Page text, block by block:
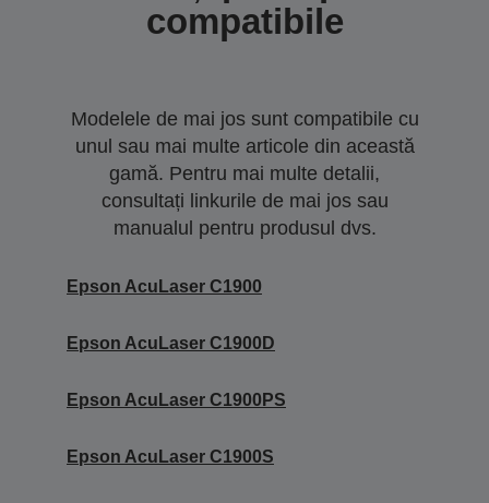
compatibile
Modelele de mai jos sunt compatibile cu
unul sau mai multe articole din această
gamă. Pentru mai multe detalii,
consultați linkurile de mai jos sau
manualul pentru produsul dvs.
Epson AcuLaser C1900
Epson AcuLaser C1900D
Epson AcuLaser C1900PS
Epson AcuLaser C1900S